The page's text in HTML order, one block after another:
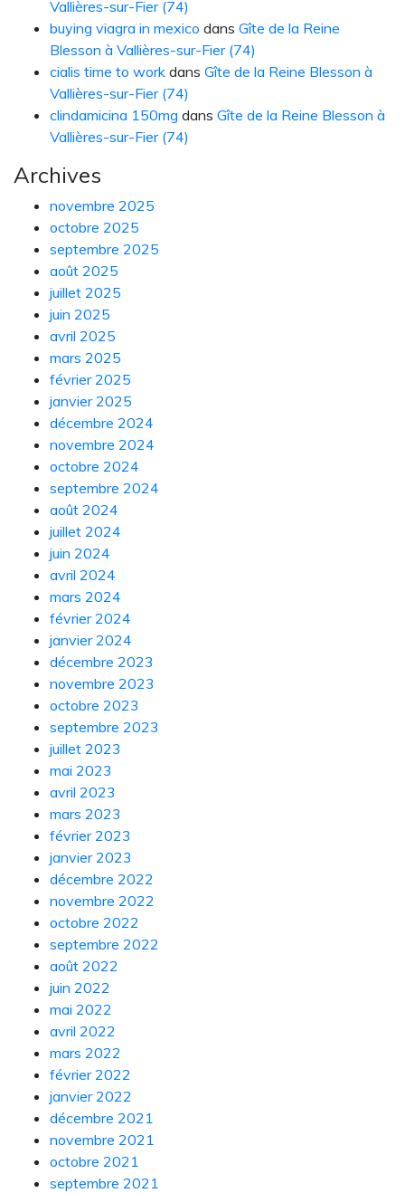
Vallières-sur-Fier (74)
buying viagra in mexico dans Gîte de la Reine
Blesson à Vallières-sur-Fier (74)
cialis time to work dans Gîte de la Reine Blesson à
Vallières-sur-Fier (74)
clindamicina 150mg dans Gîte de la Reine Blesson à
Vallières-sur-Fier (74)
Archives
novembre 2025
octobre 2025
septembre 2025
août 2025
juillet 2025
juin 2025
avril 2025
mars 2025
février 2025
janvier 2025
décembre 2024
novembre 2024
octobre 2024
septembre 2024
août 2024
juillet 2024
juin 2024
avril 2024
mars 2024
février 2024
janvier 2024
décembre 2023
novembre 2023
octobre 2023
septembre 2023
juillet 2023
mai 2023
avril 2023
mars 2023
février 2023
janvier 2023
décembre 2022
novembre 2022
octobre 2022
septembre 2022
août 2022
juin 2022
mai 2022
avril 2022
mars 2022
février 2022
janvier 2022
décembre 2021
novembre 2021
octobre 2021
septembre 2021